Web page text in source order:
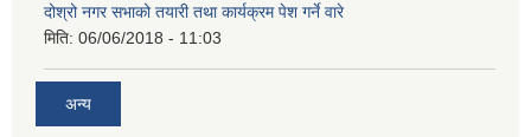
दोश्रो नगर सभाको तयारी तथा कार्यक्रम पेश गर्ने वारे
मिति: 06/06/2018 - 11:03
अन्य